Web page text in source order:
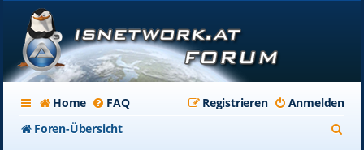
Home FAQ Anmelden
Registrieren
Foren-Übersicht